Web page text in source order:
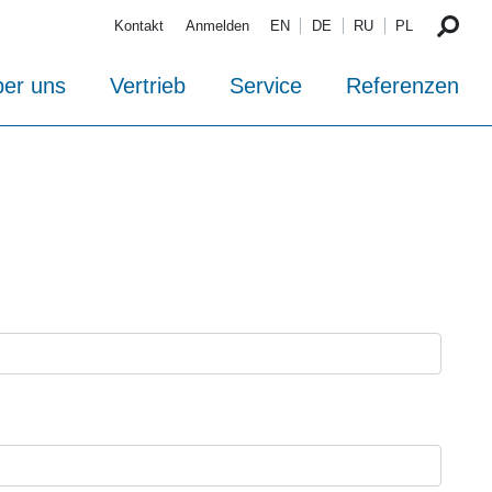
Kontakt Anmelden EN DE RU PL
uns Vertrieb Service Referenzen